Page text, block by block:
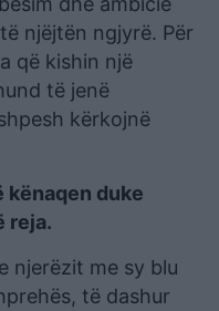
njëjtën ngjyrë. Për
që kishin një
të jenë
kërkojnë
kënaqen duke
reja.
njerëzit me sy blu
të dashur